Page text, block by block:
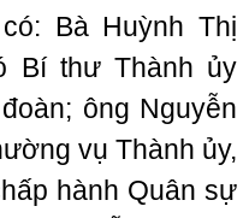
Bà Huỳnh Thị
Bí thư Thành ủy
ông Nguyễn
vụ Thành ủy,
hành Quân sự